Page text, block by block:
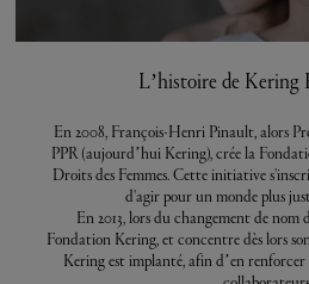
L’histoire de Kering
En 2008, François-Henri Pinault, alors
PPR (aujourd’hui Kering), crée la
Droits des Femmes. Cette initiative
d'agir pour un monde plus
En 2013, lors du changement de nom
Fondation Kering, et concentre dès lors
Kering est implanté, afin d’en renforcer